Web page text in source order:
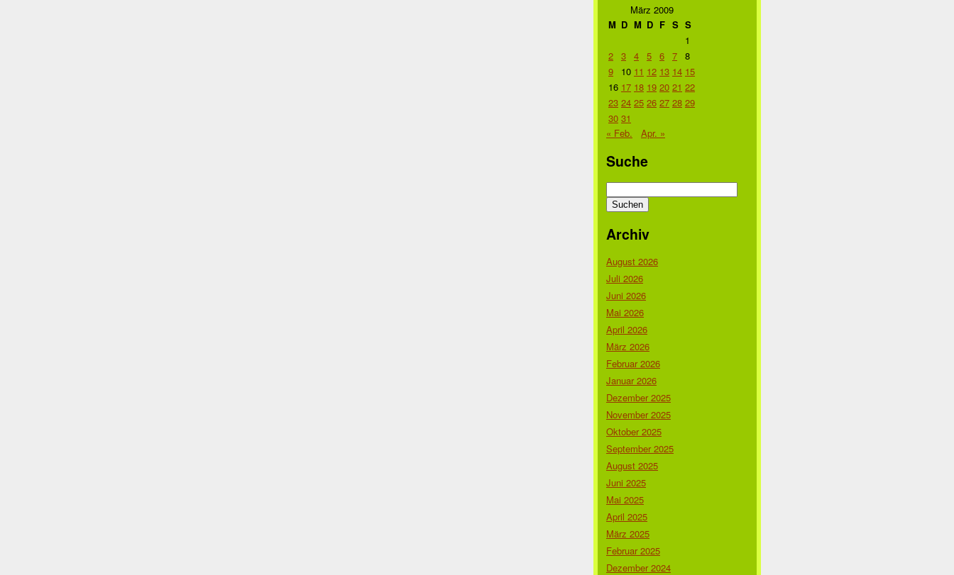
März 2009
M D M D F S S
1
2 3 4 5 6 7 8
9
10 11 12 13 14 15
16 17 18 19 20 21 22
23 24 25 26 27 28 29
30 31
« Feb.
Apr. »
Suche
nach:
Archiv
August 2026
Juli 2026
Juni 2026
Mai 2026
April 2026
März 2026
Februar 2026
Januar 2026
Dezember 2025
November 2025
Oktober 2025
September 2025
August 2025
Juni 2025
Mai 2025
April 2025
März 2025
Februar 2025
Dezember 2024